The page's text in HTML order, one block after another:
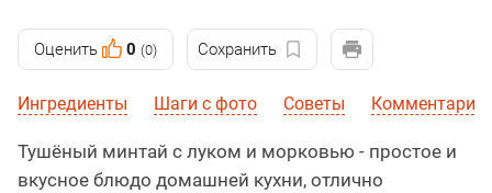
Оценить 0 (0) Сохранить
Ингредиенты Шаги с фото Советы Комментарии
Тушёный минтай с луком и морковью - простое и
вкусное блюдо домашней кухни, отлично